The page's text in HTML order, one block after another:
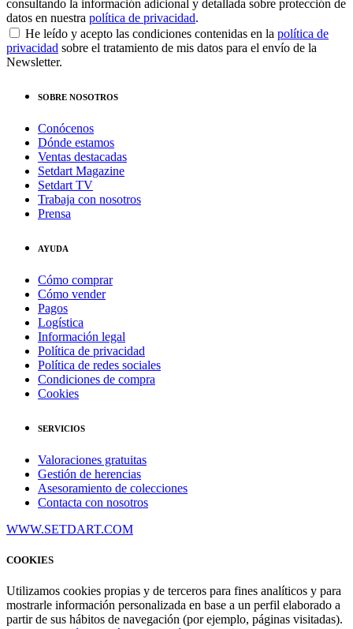
consultando la información adicional y detallada sobre protección de
datos en nuestra política de privacidad.
He leído y acepto las condiciones contenidas en la política de
privacidad sobre el tratamiento de mis datos para el envío de la
Newsletter.
SOBRE NOSOTROS
Conócenos
Dónde estamos
Ventas destacadas
Setdart Magazine
Setdart TV
Trabaja con nosotros
Prensa
AYUDA
Cómo comprar
Cómo vender
Pagos
Logística
Información legal
Política de privacidad
Política de redes sociales
Condiciones de compra
Cookies
SERVICIOS
Valoraciones gratuitas
Gestión de herencias
Asesoramiento de colecciones
Contacta con nosotros
WWW.SETDART.COM
COOKIES
Utilizamos cookies propias y de terceros para fines analíticos y para
mostrarle información personalizada en base a un perfil elaborado a
partir de sus hábitos de navegación (por ejemplo, páginas visitadas).